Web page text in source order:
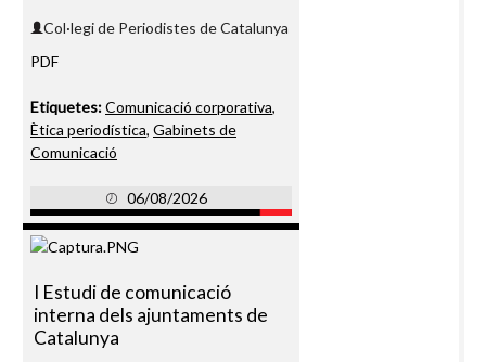
Col·legi de Periodistes de Catalunya
PDF
Etiquetes:Comunicació corporativa,
Ètica periodística, Gabinets de
Comunicació
06/08/2026
I Estudi de comunicació
interna dels ajuntaments de
Catalunya